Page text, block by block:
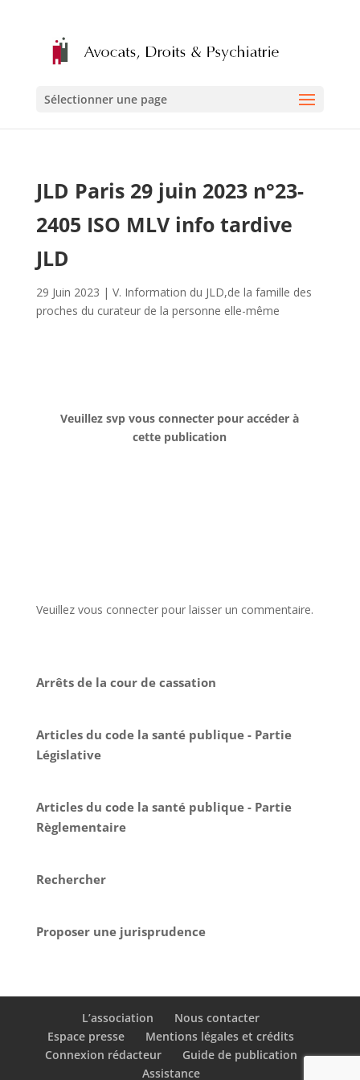
Sélectionner une page
JLD Paris 29 juin 2023 n°23-
2405 ISO MLV info tardive
JLD
29 Juin 2023 | V. Information du JLD,de la famille des
proches du curateur de la personne elle-même
Veuillez svp vous connecter pour accéder à
cette publication
Veuillez vous connecter pour laisser un commentaire.
Arrêts de la cour de cassation
Articles du code la santé publique - Partie
Législative
Articles du code la santé publique - Partie
Règlementaire
Rechercher
Proposer une jurisprudence
L’association
Nous contacter
Espace presse
Mentions légales et crédits
Connexion rédacteur
Guide de publication
Assistance